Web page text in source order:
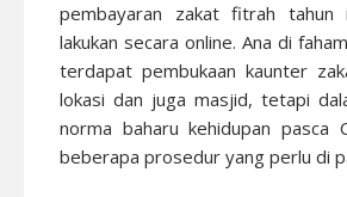
pembayaran zakat fitrah tahun
lakukan secara online. Ana di
terdapat pembukaan kaunter
lokasi dan juga masjid, tetapi
norma baharu kehidupan pasca
beberapa prosedur yang perlu di